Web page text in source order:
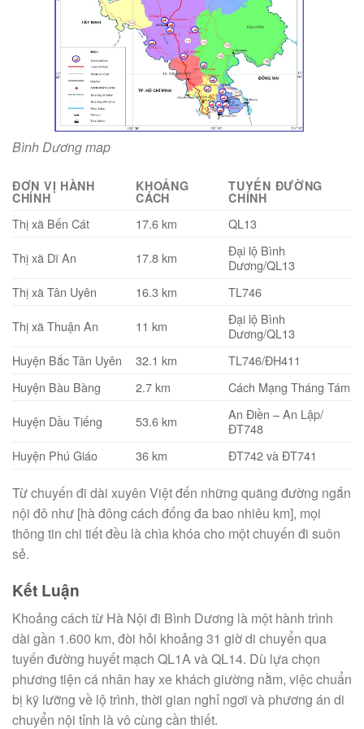
Bình Dương map
ĐƠN VỊ HÀNH
CHÍNH
KHOẢNG
CÁCH
TUYẾN ĐƯỜNG
CHÍNH
Thị xã Bến Cát 17.6 km
QL13
Thị xã Dĩ An
17.8 km
Đại lộ Bình
Dương/QL13
Thị xã Tân Uyên
16.3 km
TL746
Thị xã Thuận An
11 km
Đại lộ Bình
Dương/QL13
Huyện Bắc Tân Uyên
32.1 km
TL746/ĐH411
Huyện Bàu Bàng
2.7 km
Cách Mạng Tháng Tám
Huyện Dầu Tiếng
53.6 km
An Điền – An Lập/
ĐT748
Huyện Phú Giáo
36 km ĐT742 và ĐT741
Từ chuyến đi dài xuyên Việt đến những quãng đường ngắn
nội đô như [hà đông cách đống đa bao nhiêu km], mọi
thông tin chi tiết đều là chìa khóa cho một chuyến đi suôn
sẻ.
Kết Luận
Khoảng cách từ Hà Nội đi Bình Dương là một hành trình
dài gần 1.600 km, đòi hỏi khoảng 31 giờ di chuyển qua
tuyến đường huyết mạch QL1A và QL14. Dù lựa chọn
phương tiện cá nhân hay xe khách giường nằm, việc chuẩn
bị kỹ lưỡng về lộ trình, thời gian nghỉ ngơi và phương án di
chuyển nội tỉnh là vô cùng cần thiết.